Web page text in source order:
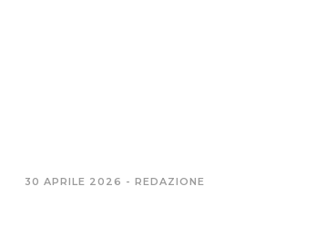
30 APRILE 2026 - REDAZIONE